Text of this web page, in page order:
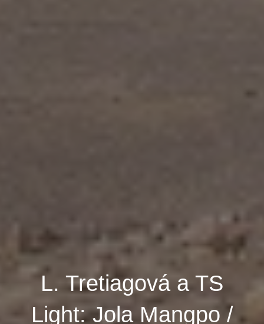
L. Tretiagová a TS
Light: Jola Mangpo /